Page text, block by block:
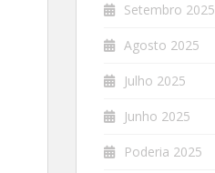
Setembro 2025
Agosto 2025
Julho 2025
Junho 2025
Poderia 2025